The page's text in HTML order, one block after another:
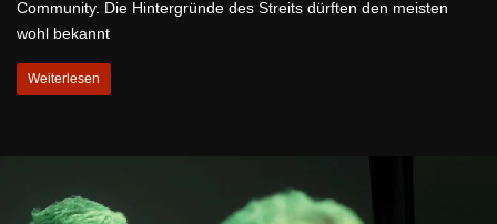
Community. Die Hintergründe des Streits dürften den meisten
wohl bekannt
Weiterlesen